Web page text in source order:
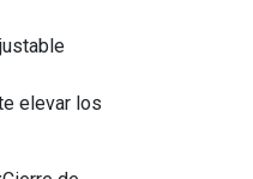
elevar los